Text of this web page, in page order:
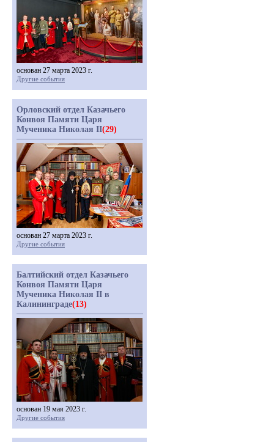
основан 27 марта 2023 г.
Другие события
Орловский отдел Казачьего
Конвоя Памяти Царя
Мученика Николая II(29)
основан 27 марта 2023 г.
Другие события
Балтийский отдел Казачьего
Конвоя Памяти Царя
Мученика Николая II в
Калининграде(13)
основан 19 мая 2023 г.
Другие события